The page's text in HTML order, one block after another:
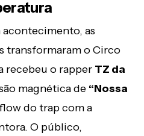
acontecimento, as
transformaram o Circo
recebeu o rapper TZ da
magnética de “Nossa
do trap com a
O público,